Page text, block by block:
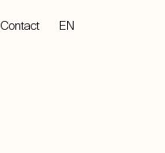
Contact EN